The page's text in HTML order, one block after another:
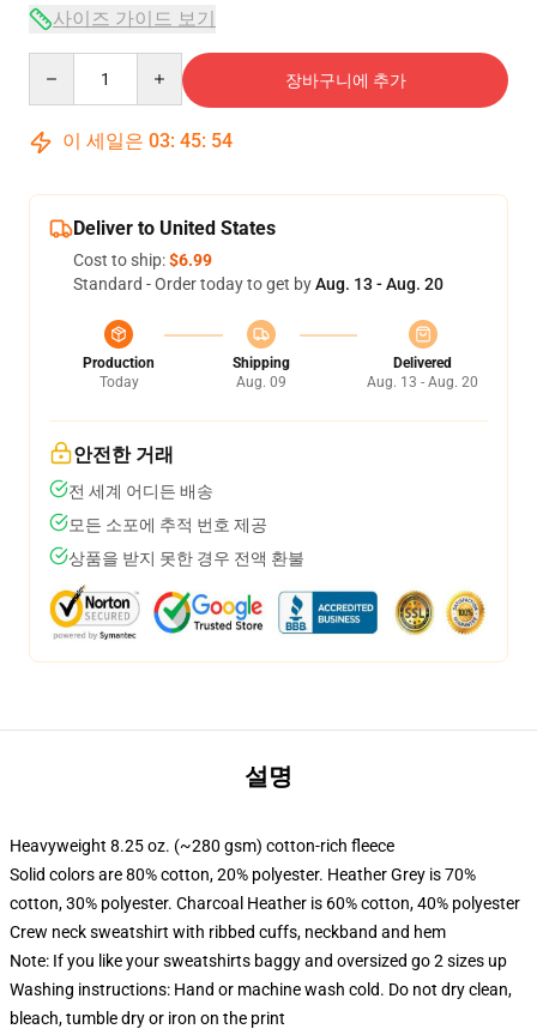
사이즈 가이드 보기
장바구니에 추가
이 세일은 03: 45: 53
Deliver to United States
Cost to ship:$6.99
Standard - Order today to get byAug. 13 - Aug. 20
Production
Today
Shipping
Aug. 09
Delivered
Aug. 13 - Aug. 20
안전한 거래
전 세계 어디든 배송
모든 소포에 추적 번호 제공
상품을 받지 못한 경우 전액 환불
설명
Heavyweight 8.25 oz. (~280 gsm) cotton-rich fleece
Solid colors are 80% cotton, 20% polyester. Heather Grey is 70%
cotton, 30% polyester. Charcoal Heather is 60% cotton, 40% polyester
Crew neck sweatshirt with ribbed cuffs, neckband and hem
Note: If you like your sweatshirts baggy and oversized go 2 sizes up
Washing instructions: Hand or machine wash cold. Do not dry clean,
bleach, tumble dry or iron on the print